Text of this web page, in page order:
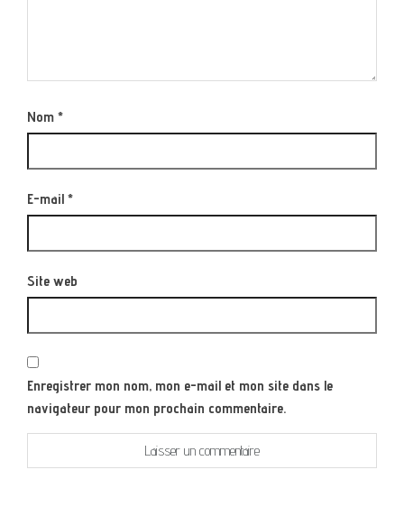
Nom *
E-mail *
Site web
Enregistrer mon nom, mon e-mail et mon site dans le
navigateur pour mon prochain commentaire.